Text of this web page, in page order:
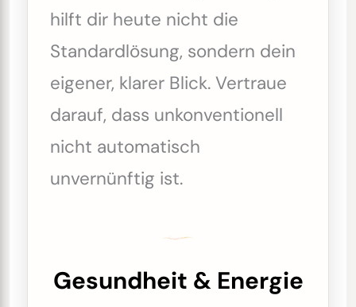
hilft dir heute nicht die
Standardlösung, sondern dein
eigener, klarer Blick. Vertraue
darauf, dass unkonventionell
nicht automatisch
unvernünftig ist.
Gesundheit & Energie